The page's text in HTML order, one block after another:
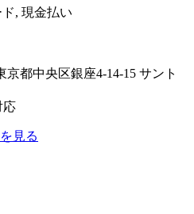
, 現金払い
京都中央区銀座4-14-15 サント
応
見る